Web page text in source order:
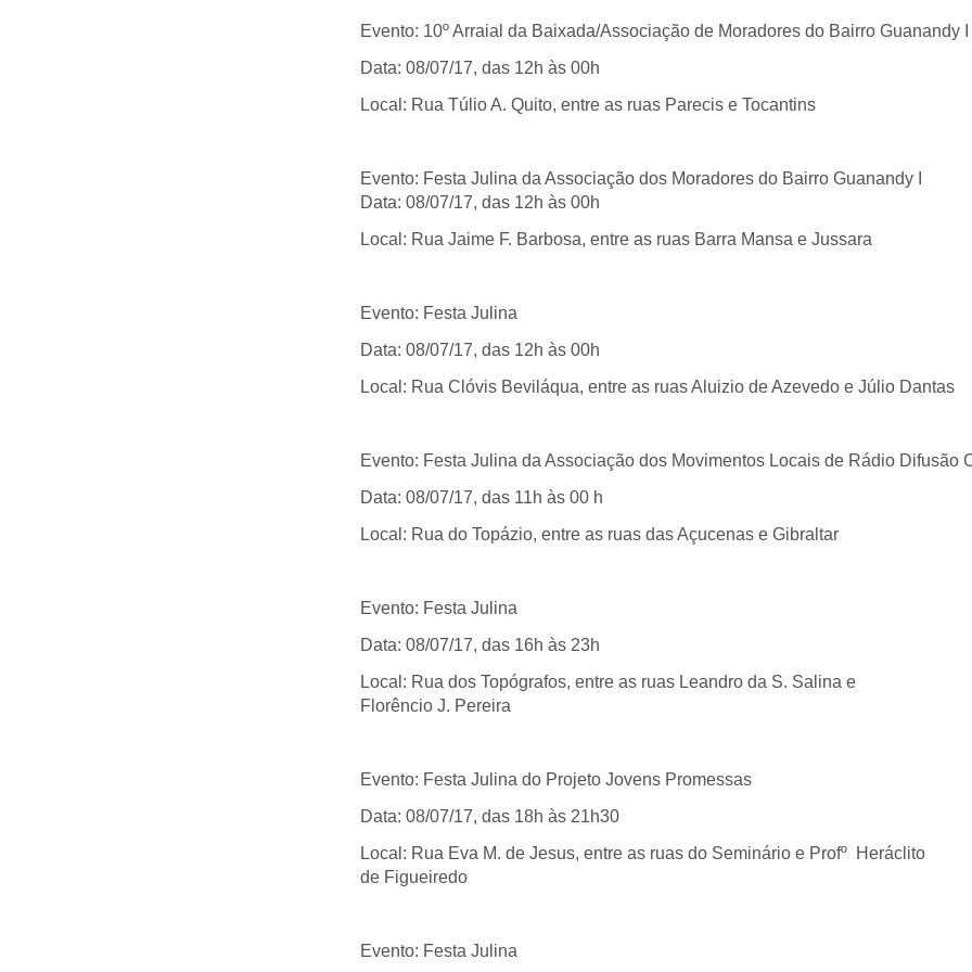
Evento: 10º Arraial da Baixada/Associação de Moradores do Bairro Guanandy I
Data: 08/07/17, das 12h às 00h
Local: Rua Túlio A. Quito, entre as ruas Parecis e Tocantins
Evento: Festa Julina da Associação dos Moradores do Bairro Guanandy I
Data: 08/07/17, das 12h às 00h
Local: Rua Jaime F. Barbosa, entre as ruas Barra Mansa e Jussara
Evento: Festa Julina
Data: 08/07/17, das 12h às 00h
Local: Rua Clóvis Beviláqua, entre as ruas Aluizio de Azevedo e Júlio Dantas
Evento: Festa Julina da Associação dos Movimentos Locais de Rádio Difusão
Data: 08/07/17, das 11h às 00 h
Local: Rua do Topázio, entre as ruas das Açucenas e Gibraltar
Evento: Festa Julina
Data: 08/07/17, das 16h às 23h
Local: Rua dos Topógrafos, entre as ruas Leandro da S. Salina e
Florêncio J. Pereira
Evento: Festa Julina do Projeto Jovens Promessas
Data: 08/07/17, das 18h às 21h30
Local: Rua Eva M. de Jesus, entre as ruas do Seminário e Profº Heráclito
de Figueiredo
Evento: Festa Julina